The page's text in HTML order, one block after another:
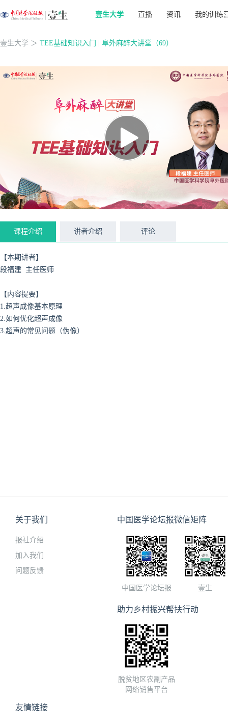
壹生大学 直播 资讯 我的训练
壹生大学 ＞ TEE基础知识入门 | 阜外麻醉大讲堂（69）
课程介绍 讲者介绍 评论
【本期讲者】
段福建 主任医师
【内容提要】
1.超声成像基本原理
2.如何优化超声成像
3.超声的常见问题（伪像）
关于我们
报社介绍
加入我们
问题反馈
中国医学论坛报微信矩阵
中国医学论坛报 壹生
助力乡村振兴帮扶行动
脱贫地区农副产品
网络销售平台
友情链接